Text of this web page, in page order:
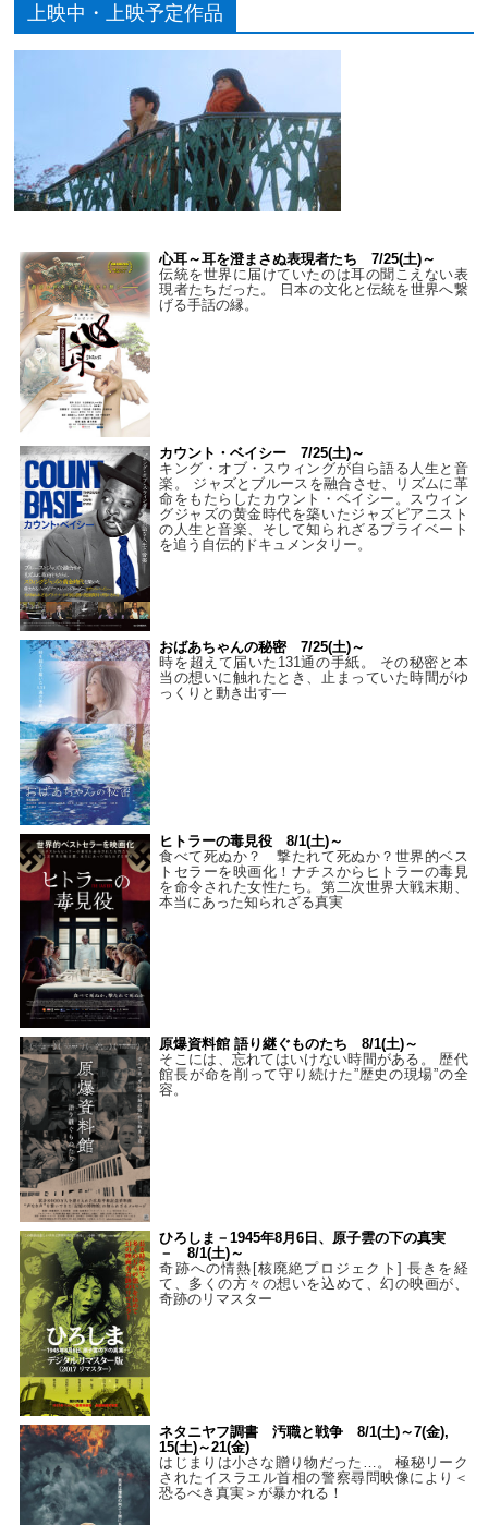
上映中・上映予定作品
心耳～耳を澄まさぬ表現者たち 7/25(土)～
伝統を世界に届けていたのは耳の聞こえない表
現者たちだった。 日本の文化と伝統を世界へ繋
げる手話の縁。
カウント・ベイシー 7/25(土)～
キング・オブ・スウィングが自ら語る人生と音
楽。 ジャズとブルースを融合させ、リズムに革
命をもたらしたカウント・ベイシー。スウィン
グジャズの黄金時代を築いたジャズピアニスト
の人生と音楽、そして知られざるプライベート
を追う自伝的ドキュメンタリー。
おばあちゃんの秘密 7/25(土)～
時を超えて届いた131通の手紙。 その秘密と本
当の想いに触れたとき、止まっていた時間がゆ
っくりと動き出す―
ヒトラーの毒見役 8/1(土)～
食べて死ぬか？ 撃たれて死ぬか？世界的ベス
トセラーを映画化！ナチスからヒトラーの毒見
を命令された女性たち。第二次世界大戦末期、
本当にあった知られざる真実
原爆資料館 語り継ぐものたち 8/1(土)～
そこには、忘れてはいけない時間がある。 歴代
館長が命を削って守り続けた”歴史の現場”の全
容。
ひろしま－1945年8月6日、原子雲の下の真実
－ 8/1(土)～
奇跡への情熱[核廃絶プロジェクト] 長きを経
て、多くの方々の想いを込めて、幻の映画が、
奇跡のリマスター
ネタニヤフ調書 汚職と戦争 8/1(土)～7(金),
15(土)～21(金)
はじまりは小さな贈り物だった…。 極秘リーク
されたイスラエル首相の警察尋問映像により＜
恐るべき真実＞が暴かれる！